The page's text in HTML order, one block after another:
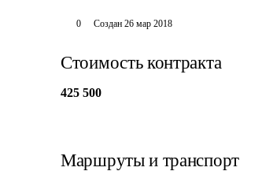
0 Создан 26 мар 2018
Стоимость контракта
425 500
Маршруты и транспорт